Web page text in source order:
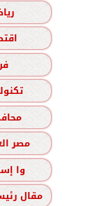
مصر
وا
مقال